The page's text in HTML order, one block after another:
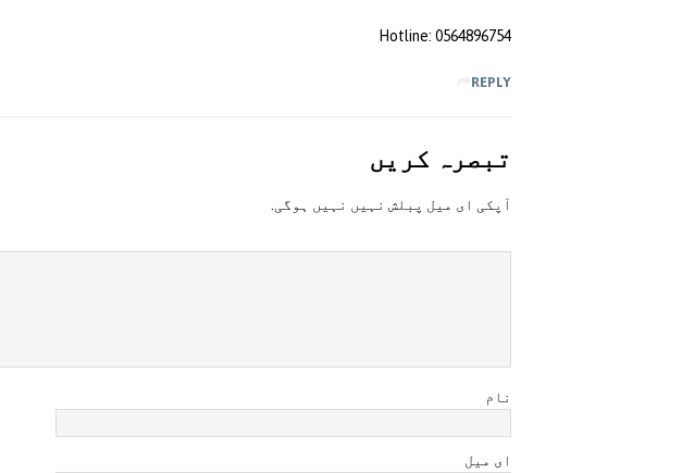
Hotline: 0564896754
REPLY
تبصرہ کريں
آپکی ای ميل پبلش نہيں نہيں ہوگی.
نام
ای میل